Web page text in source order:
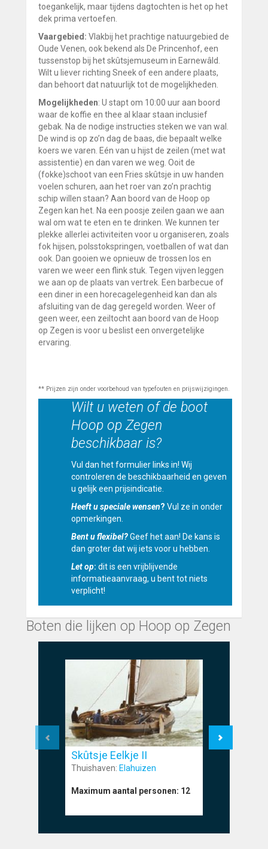
toegankelijk, maar tijdens dagtochten is het op het
dek prima vertoefen.
Vaargebied: Vlakbij het prachtige natuurgebied de
Oude Venen, ook bekend als De Princenhof, een
tussenstop bij het skûtsjemuseum in Earnewâld.
Wilt u liever richting Sneek of een andere plaats,
dan behoort dat natuurlijk tot de mogelijkheden.
Mogelijkheden: U stapt om 10:00 uur aan boord
waar de koffie en thee al klaar staan inclusief
gebak. Na de nodige instructies steken we van wal.
De wind is op zo’n dag de baas, die bepaalt welke
koers we varen. Eén van u hijst de zeilen (met wat
assistentie) en dan varen we weg. Ooit de
(fokke)schoot van een Fries skûtsje in uw handen
voelen schuren, aan het roer van zo’n prachtig
schip willen staan? Aan boord van de Hoop op
Zegen kan het. Na een poosje zeilen gaan we aan
wal om wat te eten en te drinken. We kunnen ter
plekke allerlei activiteiten voor u organiseren, zoals
fok hijsen, polsstokspringen, voetballen of wat dan
ook. Dan gooien we opnieuw de trossen los en
varen we weer een flink stuk. Tegen vijven leggen
we aan op de plaats van vertrek. Een barbecue of
een diner in een horecagelegenheid kan dan als
afsluiting van de dag geregeld worden. Weer of
geen weer, een zeiltocht aan boord van de Hoop
op Zegen is voor u beslist een onvergetelijke
ervaring.
** Prijzen zijn onder voorbehoud van typefouten en prijswijzigingen.
Wilt u weten of de boot
Hoop op Zegen
beschikbaar is?
Vul dan het formulier links in! Wij
controleren de beschikbaarheid en geven
u gelijk een prijsindicatie.
Heeft u speciale wensen? Vul ze in onder
opmerkingen.
Bent u flexibel?Geef het aan! De kans is
dan groter dat wij iets voor u hebben.
Let op: dit is een vrijblijvende
informatieaanvraag, u bent tot niets
verplicht!
Boten die lijken op Hoop op Zegen
Skûtsje Eelkje II
Thuishaven: Elahuizen
Maximum aantal personen: 12